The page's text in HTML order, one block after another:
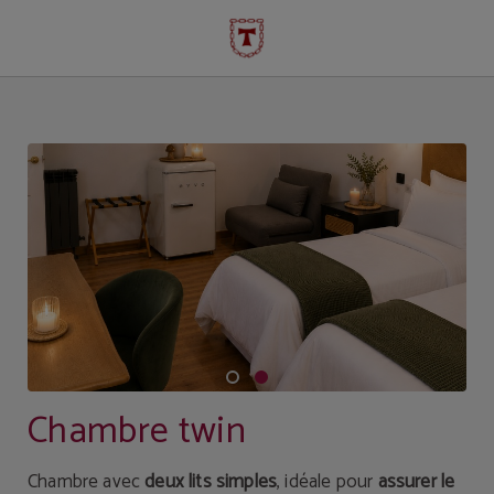
Chambre twin
Chambre avec deux lits simples, idéale pour assurer le